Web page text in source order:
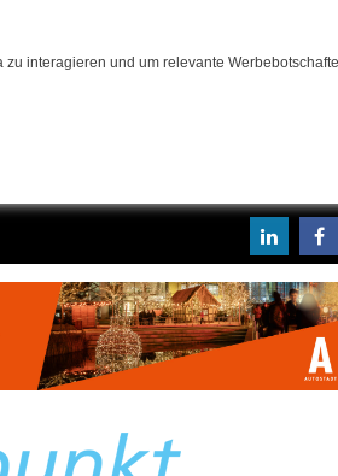
interagieren und um relevante